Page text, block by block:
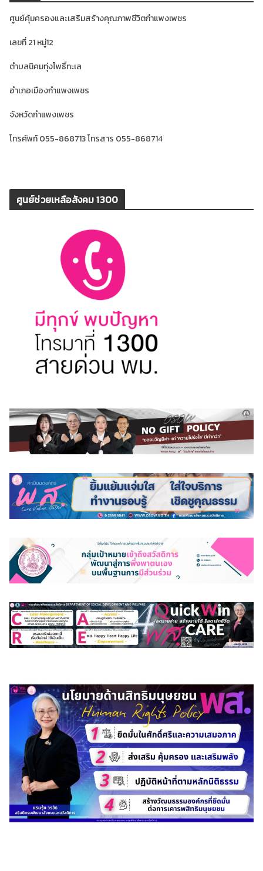
ศูนย์คุ้มครองและเสริมสร้างคุณภาพชีวิตกำแพงเพชร
เลขที่ 21 หมู่12
ตำบลนิคมทุ่งโพธิ์ทะเล
อำเภอเมืองกำแพงเพชร
จังหวัดกำแพงเพชร
โทรศัพท์ 055-868713 โทรสาร 055-868714
ศูนย์ช่วยเหลือสังคม 1300